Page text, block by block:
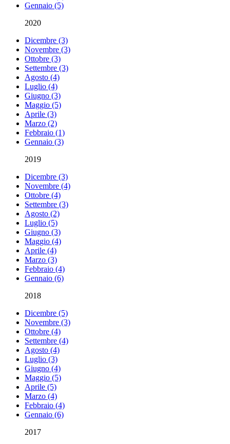
Gennaio (5)
2020
Dicembre (3)
Novembre (3)
Ottobre (3)
Settembre (3)
Agosto (4)
Luglio (4)
Giugno (3)
Maggio (5)
Aprile (3)
Marzo (2)
Febbraio (1)
Gennaio (3)
2019
Dicembre (3)
Novembre (4)
Ottobre (4)
Settembre (3)
Agosto (2)
Luglio (5)
Giugno (3)
Maggio (4)
Aprile (4)
Marzo (3)
Febbraio (4)
Gennaio (6)
2018
Dicembre (5)
Novembre (3)
Ottobre (4)
Settembre (4)
Agosto (4)
Luglio (3)
Giugno (4)
Maggio (5)
Aprile (5)
Marzo (4)
Febbraio (4)
Gennaio (6)
2017